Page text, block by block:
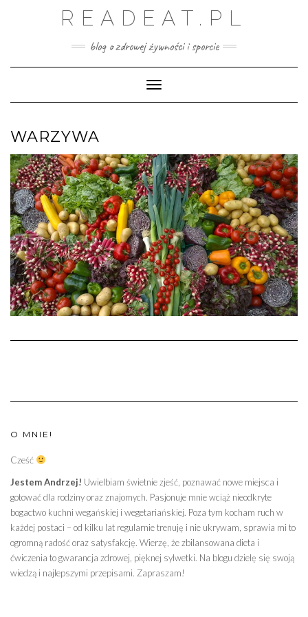
READEAT.PL
blog o zdrowej żywności i sporcie
Toggle Navigation
WARZYWA
O MNIE!
Cześć
Jestem Andrzej! Uwielbiam świetnie zjeść, poznawać nowe miejsca i
gotować dla rodziny oraz znajomych. Pasjonuje mnie wciąż nieodkryte
bogactwo kuchni wegańskiej i wegetariańskiej. Poza tym kocham ruch w
każdej postaci – od kilku lat regularnie trenuję i nie ukrywam, sprawia mi to
ogromną radość oraz satysfakcję. Wierzę, że zbilansowana dieta i
ćwiczenia to gwarancja zdrowej, pięknej sylwetki. Na blogu dzielę się swoją
wiedzą i najlepszymi przepisami. Zapraszam!